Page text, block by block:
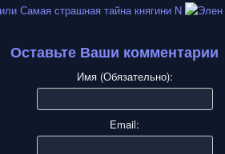
Оставьте Ваши комментарии
Имя (Обязательно):
Email: